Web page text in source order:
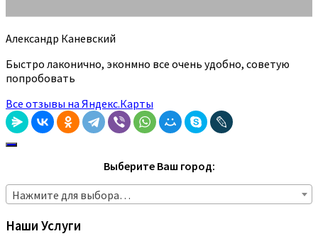
Александр Каневский
Быстро лаконично, эконмно все очень удобно, советую
попробовать
Все отзывы на Яндекс.Карты
Выберите Ваш город:
Нажмите для выбора…
Наши Услуги